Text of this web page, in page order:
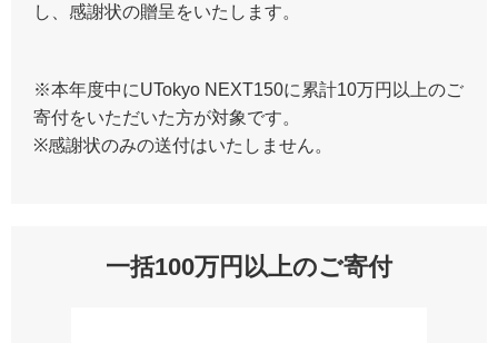
し、感謝状の贈呈をいたします。
※本年度中にUTokyo NEXT150に累計10万円以上のご
寄付をいただいた方が対象です。
※感謝状のみの送付はいたしません。
一括100万円以上のご寄付